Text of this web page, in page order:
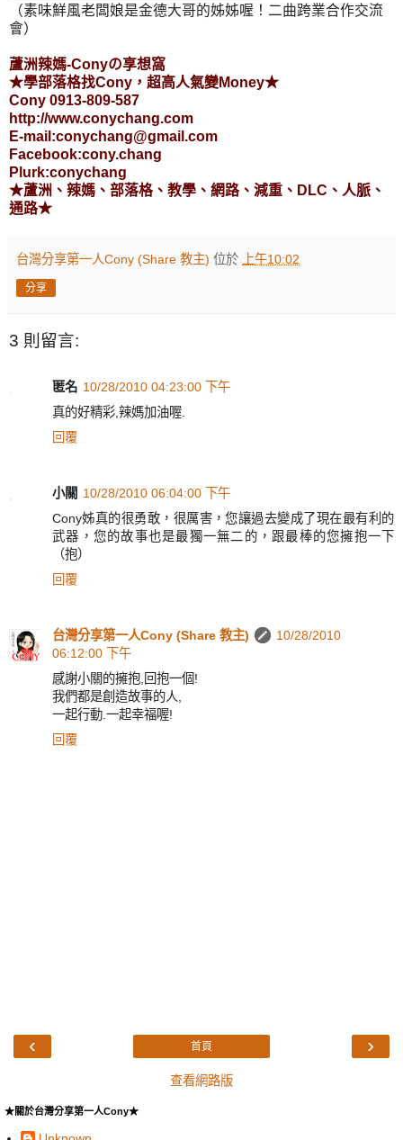
（素味鮮風老闆娘是金德大哥的姊姊喔！二曲跨業合作交流
會）
蘆洲辣媽-Conyの享想窩
★學部落格找Cony，超高人氣變Money★
Cony 0913-809-587
http://www.conychang.com
E-mail:conychang@gmail.com
Facebook:cony.chang
Plurk:conychang
★蘆洲、辣媽、部落格、教學、網路、減重、DLC、人脈、
通路★
台灣分享第一人Cony (Share 教主) 位於 上午10:02
分享
3 則留言:
匿名 10/28/2010 04:23:00 下午
真的好精彩,辣媽加油喔.
回覆
小關 10/28/2010 06:04:00 下午
Cony姊真的很勇敢，很厲害，您讓過去變成了現在最有利的
武器，您的故事也是最獨一無二的，跟最棒的您擁抱一下
（抱）
回覆
台灣分享第一人Cony (Share 教主)
10/28/2010
06:12:00 下午
感謝小關的擁抱,回抱一個!
我們都是創造故事的人,
一起行動.一起幸福喔!
回覆
‹ ›
首頁
查看網路版
★關於台灣分享第一人Cony★